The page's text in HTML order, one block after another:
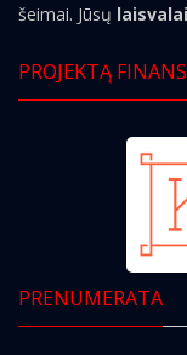
šeimai. Jūsų
PROJEKTĄ
PRENUMERATA